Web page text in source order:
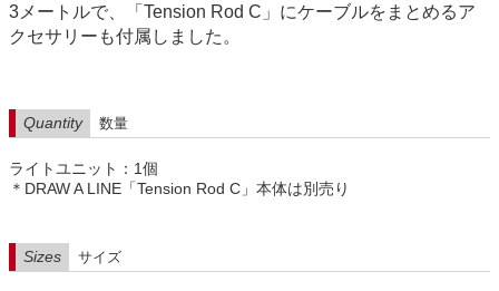
3メートルで、「Tension Rod C」にケーブルをまとめるア
クセサリーも付属しました。
Quantity 数量
ライトユニット：1個
＊DRAW A LINE「Tension Rod C」本体は別売り
Sizes サイズ